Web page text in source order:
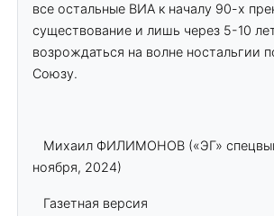
все остальные ВИА к началу 90-х
существование и лишь через 5-10
возрождаться на волне ностальгии
Союзу.
Михаил ФИЛИМОНОВ («ЭГ»
ноября, 2024)
Газетная версия